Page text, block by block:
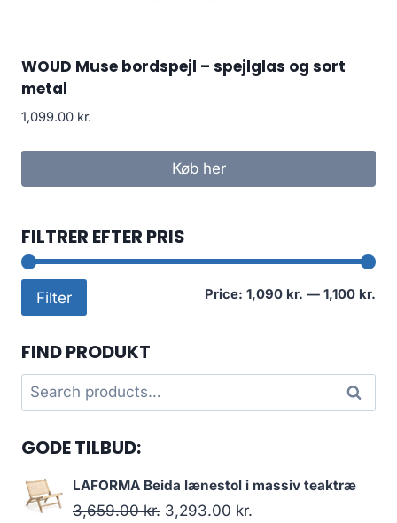
WOUD Muse bordspejl – spejlglas og sort
metal
1,099.00 kr.
Køb her
FILTRER EFTER PRIS
Filter Price: 1,090 kr. — 1,100 kr.
FIND PRODUKT
Search
for:
Search
GODE TILBUD:
LAFORMA Beida lænestol i massiv teaktræ
3,659.00kr. 3,293.00 kr.